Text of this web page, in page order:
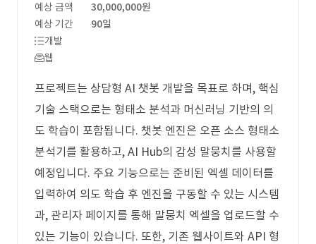
예상 금액
30,000,000원
예상 기간
90일
개발
웹
프로젝트는 상담형 AI 챗봇 개발을 목표로 하며, 핵심
기술 스택으로는 형태소 분석과 머신러닝 기반의 의
도 학습이 포함됩니다. 챗봇 엔진은 오픈 소스 형태소
분석기를 활용하고, AI Hub의 감성 말뭉치를 사용할
예정입니다. 주요 기능으로는 준비된 엑셀 데이터를
입력하여 의도 학습 후 엔진을 구동할 수 있는 시스템
과, 관리자 페이지를 통해 말뭉치 엑셀을 업로드할 수
있는 기능이 있습니다. 또한, 기존 웹사이트와 API 형